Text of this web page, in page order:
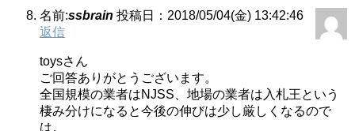
名前:ssbrain 投稿日：2018/05/04(金) 13:42:46
返信
toysさん
ご回答ありがとうございます。
全国規模の業者はNJSS、地場の業者は入札王という
棲み分けになると今後の伸びは少し厳しくなるので
は。